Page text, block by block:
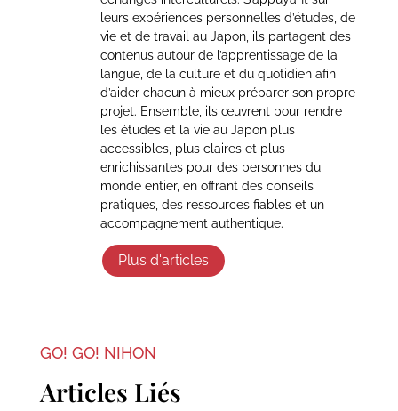
leurs expériences personnelles d’études, de
vie et de travail au Japon, ils partagent des
contenus autour de l’apprentissage de la
langue, de la culture et du quotidien afin
d’aider chacun à mieux préparer son propre
projet. Ensemble, ils œuvrent pour rendre
les études et la vie au Japon plus
accessibles, plus claires et plus
enrichissantes pour des personnes du
monde entier, en offrant des conseils
pratiques, des ressources fiables et un
accompagnement authentique.
Plus d'articles
GO! GO! NIHON
Articles Liés